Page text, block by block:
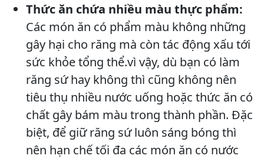
Thức ăn chứa nhiều màu thực phẩm:
Các món ăn có phẩm màu không những
gây hại cho răng mà còn tác động xấu tới
sức khỏe tổng thể.vì vậy, dù bạn có làm
răng sứ hay không thì cũng không nên
tiêu thụ nhiều nước uống hoặc thức ăn có
chất gây bám màu trong thành phần. Đặc
biệt, để giữ răng sứ luôn sáng bóng thì
nên hạn chế tối đa các món ăn có nước